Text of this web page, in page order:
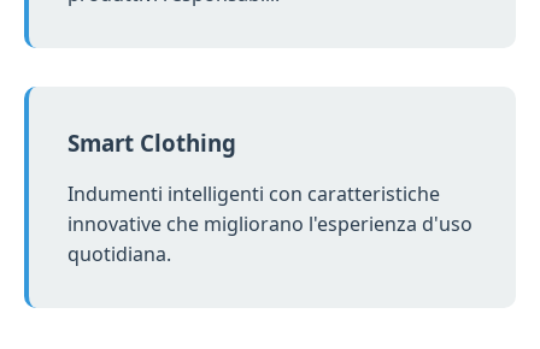
Smart Clothing
Indumenti intelligenti con caratteristiche
innovative che migliorano l'esperienza d'uso
quotidiana.